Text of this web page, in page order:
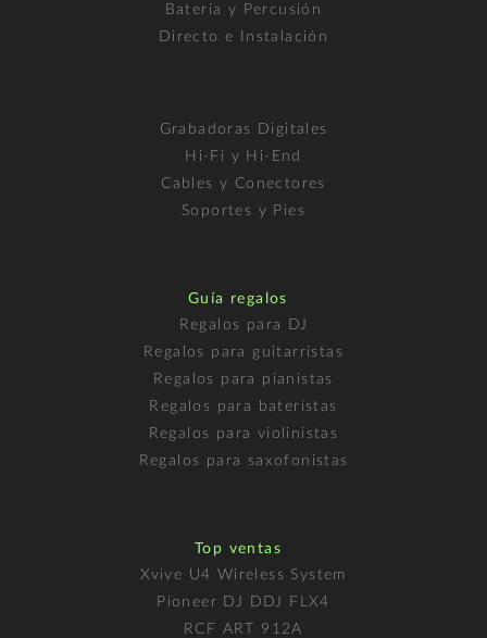
Batería y Percusión
Directo e Instalación
Grabadoras Digitales
Hi-Fi y Hi-End
Cables y Conectores
Soportes y Pies
Guía regalos
Regalos para DJ
Regalos para guitarristas
Regalos para pianistas
Regalos para bateristas
Regalos para violinistas
Regalos para saxofonistas
Top ventas
Xvive U4 Wireless System
Pioneer DJ DDJ FLX4
RCF ART 912A